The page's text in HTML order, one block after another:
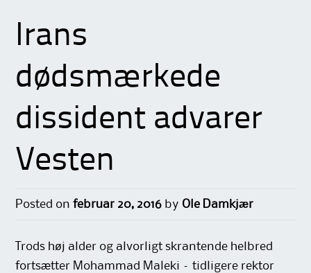
Irans
dødsmærkede
dissident advarer
Vesten
Posted onfebruar 20, 2016 by Ole Damkjær
Trods høj alder og alvorligt skrantende helbred
fortsætter Mohammad Maleki – tidligere rektor